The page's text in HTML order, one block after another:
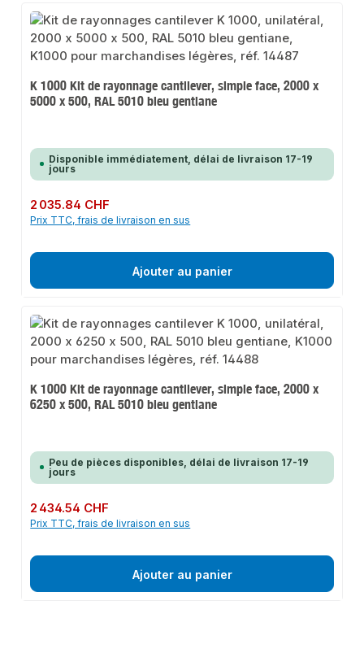
K 1000 Kit de rayonnage cantilever, simple face, 2000 x
5000 x 500, RAL 5010 bleu gentiane
Disponible immédiatement, délai de livraison 17-19
jours
Prix régulier :
2 035.84 CHF
Prix TTC, frais de livraison en sus
Ajouter au panier
K 1000 Kit de rayonnage cantilever, simple face, 2000 x
6250 x 500, RAL 5010 bleu gentiane
Peu de pièces disponibles, délai de livraison 17-19
jours
Prix régulier :
2 434.54 CHF
Prix TTC, frais de livraison en sus
Ajouter au panier